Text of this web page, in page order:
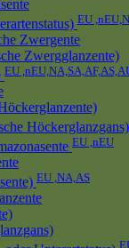
EU
Zwergente
Zwergglanzente)
EU
EU ,nEU
EU ,NA,AS